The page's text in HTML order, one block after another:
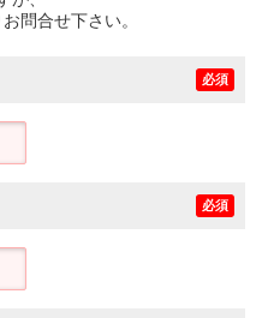
問合せ下さい。
必須
必須